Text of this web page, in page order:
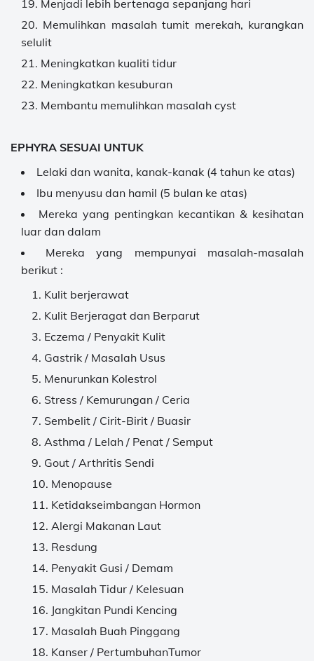
Menjadi lebih bertenaga sepanjang hari
Memulihkan masalah tumit merekah, kurangkan
selulit
Meningkatkan kualiti tidur
Meningkatkan kesuburan
Membantu memulihkan masalah cyst
EPHYRA SESUAI UNTUK
Lelaki dan wanita, kanak-kanak (4 tahun ke atas)
Ibu menyusu dan hamil (5 bulan ke atas)
Mereka yang pentingkan kecantikan & kesihatan
luar dan dalam
Mereka yang mempunyai masalah-masalah
berikut :
Kulit berjerawat
Kulit Berjeragat dan Berparut
Eczema / Penyakit Kulit
Gastrik / Masalah Usus
Menurunkan Kolestrol
Stress / Kemurungan / Ceria
Sembelit / Cirit-Birit / Buasir
Asthma / Lelah / Penat / Semput
Gout / Arthritis Sendi
Menopause
Ketidakseimbangan Hormon
Alergi Makanan Laut
Resdung
Penyakit Gusi / Demam
Masalah Tidur / Kelesuan
Jangkitan Pundi Kencing
Masalah Buah Pinggang
Kanser / PertumbuhanTumor